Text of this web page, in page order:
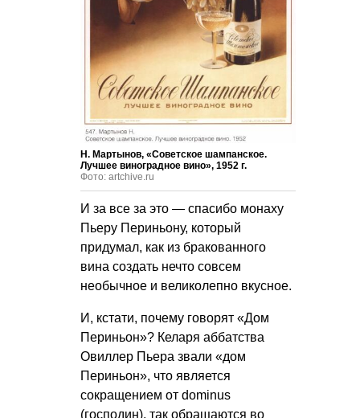
Н. Мартынов, «Советское шампанское.
Лучшее виноградное вино», 1952 г.
Фото: artchive.ru
И за все за это — спасибо монаху
Пьеру Периньону, который
придумал, как из бракованного
вина создать нечто совсем
необычное и великолепно вкусное.
И, кстати, почему говорят «Дом
Периньон»? Келаря аббатства
Овиллер Пьера звали «дом
Периньон», что является
сокращением от dominus
(господин), так обращаются во